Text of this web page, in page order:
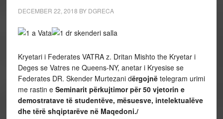
DECEMBER 22, 2018 BY DGRECA
Kryetari i Federates VATRA z. Dritan Mishto the Kryetar i
Deges se Vatres ne Queens-NY, anetar i Kryesise se
Federates DR. Skender Murtezani dërgojnëtelegram urimi
me rastin e Seminarit përkujtimor për 50 vjetorin e
demostratave të studentëve, mësuesve, intelektualëve
dhe tërë shqiptarëve në Maqedoni./